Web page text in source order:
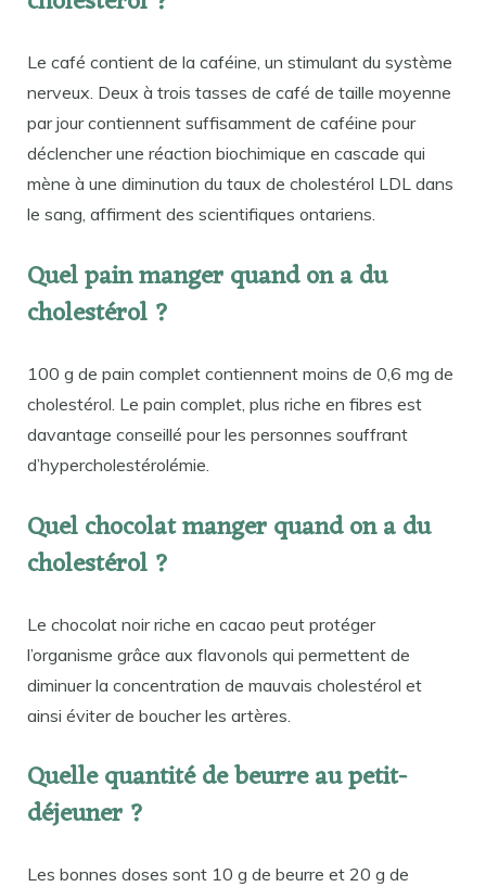
Le café contient de la caféine, un stimulant du système
nerveux. Deux à trois tasses de café de taille moyenne
par jour contiennent suffisamment de caféine pour
déclencher une réaction biochimique en cascade qui
mène à une diminution du taux de cholestérol LDL dans
le sang, affirment des scientifiques ontariens.
Quel pain manger quand on a du
cholestérol ?
100 g de pain complet contiennent moins de 0,6 mg de
cholestérol. Le pain complet, plus riche en fibres est
davantage conseillé pour les personnes souffrant
d’hypercholestérolémie.
Quel chocolat manger quand on a du
cholestérol ?
Le chocolat noir riche en cacao peut protéger
l’organisme grâce aux flavonols qui permettent de
diminuer la concentration de mauvais cholestérol et
ainsi éviter de boucher les artères.
Quelle quantité de beurre au petit-
déjeuner ?
Les bonnes doses sont 10 g de beurre et 20 g de